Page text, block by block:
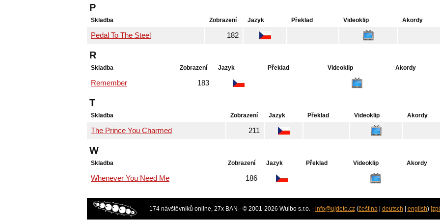
P
Skladba Zobrazení Jazyk Překlad Videoklip Akordy
Pedal To The Steel 182
R
Skladba Zobrazení Jazyk Překlad Videoklip Akordy
Remember 183
T
Skladba Zobrazení Jazyk Překlad Videoklip Akordy
The Prince You Charmed 211
W
Skladba Zobrazení Jazyk Překlad Videoklip Akordy
Whenever You Need Me 186
174 návštěvníků online, 27x BAN - © 2001-2026 Wulbo s.r.o. - info@ujdeto.cz(čeština| deutsch english)